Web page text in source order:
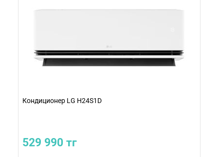
Кондиционер LG H24S1D
529 990 тг